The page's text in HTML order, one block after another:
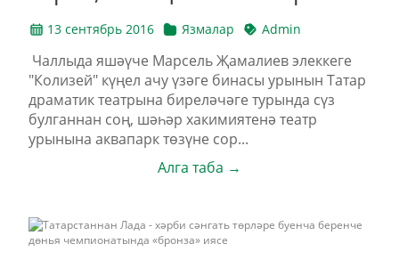
13 сентябрь 2016 Язмалар Admin
Чаллыда яшәүче Марсель Җамалиев элеккеге
"Колизей" күңел ачу үзәге бинасы урынын Татар
драматик театрына биреләчәге турында сүз
булганнан соң, шәһәр хакимиятенә театр
урынына аквапарк төзүне сор...
Алга таба →